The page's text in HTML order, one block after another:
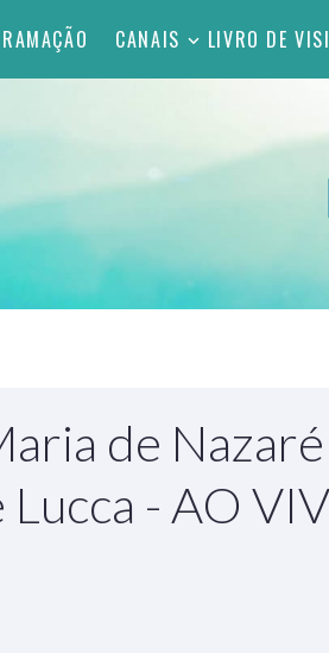
CANAIS LIVRO DE
de
- AO